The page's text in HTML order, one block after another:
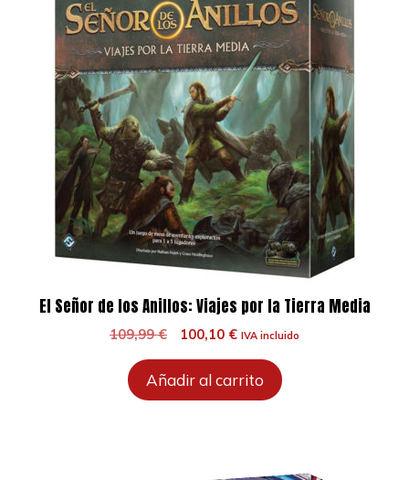
El Señor de los Anillos: Viajes por la Tierra Media
109,99€
El
original
era:
100,10 €El
actual
es:
IVA incluido
Añadir al carrito